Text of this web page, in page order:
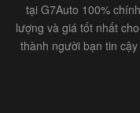
tại G7Auto 100%
lượng và giá tốt nhất
thành người bạn tin